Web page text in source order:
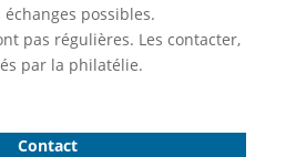
possibles.
pas régulières. Les contacter,
par la philatélie.
Contact